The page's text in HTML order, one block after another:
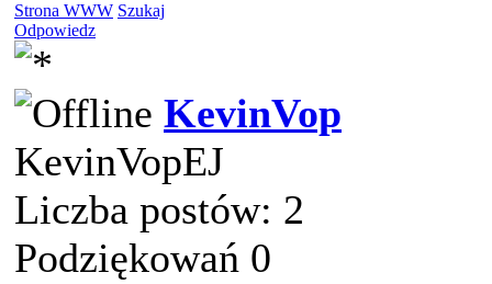
Strona WWW Szukaj
Odpowiedz
KevinVop
KevinVopEJ
Liczba postów: 2
Podziękowań 0